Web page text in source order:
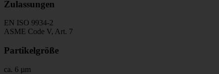
Zulassungen
EN ISO 9934-2
ASME Code V, Art. 7
Partikelgröße
ca. 6 µm